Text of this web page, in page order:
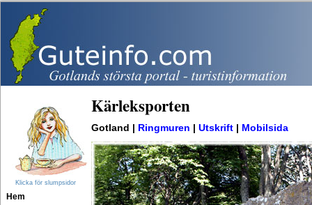
Klicka för slumpsidor
Hem
Kärleksporten
Gotland | Ringmuren Utskrift Mobilsida